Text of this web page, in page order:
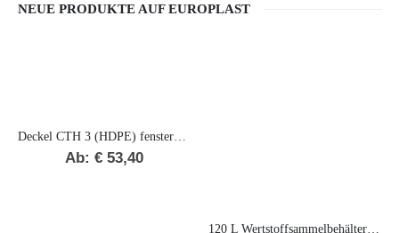
NEUE PRODUKTE AUF EUROPLAST
Ab: € 53,40